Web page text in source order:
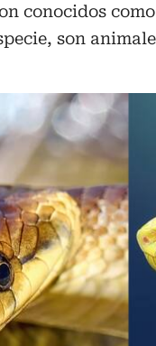
conocidos
son